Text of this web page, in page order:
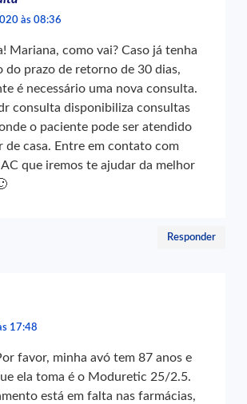
às 08:36
Mariana, como vai? Caso já tenha
do prazo de retorno de 30 dias,
é necessário uma nova consulta.
consulta disponibiliza consultas
o paciente pode ser atendido
de casa. Entre em contato com
que iremos te ajudar da melhor
Responder
17:48
favor, minha avó tem 87 anos e
ela toma é o Moduretic 25/2.5.
está em falta nas farmácias,